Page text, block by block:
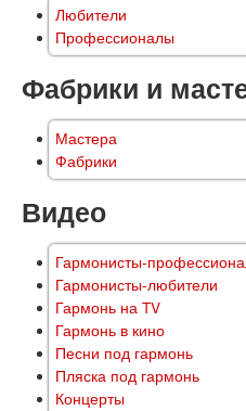
Любители
Профессионалы
Фабрики и
Мастера
Фабрики
Видео
Гармонисты-
Гармонисты-любители
Гармонь на TV
Гармонь в кино
Песни под гармонь
Пляска под гармонь
Концерты